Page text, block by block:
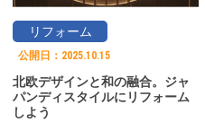
リフォーム
公開日： 2025.10.15
北欧デザインと和の融合。ジャ
パンディスタイルにリフォーム
しよう